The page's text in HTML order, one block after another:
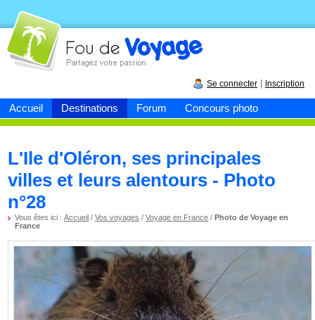
Accueil Destinations Forum Concours photo
Fou devoyage
Se connecter Inscription
L'Ile d'Oléron, ses principales
villes et leurs alentours - Photo
n°28
Vous êtes ici :Accueil /Vos voyages /Voyage en France /Photo de Voyage en
France